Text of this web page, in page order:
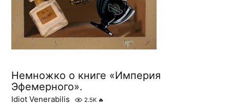
Немножко о книге «Империя
Эфемерного».
Idiot Venerabilis 2.5K 🔥